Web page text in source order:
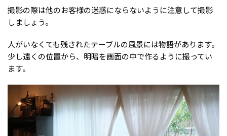
撮影の際は他のお客様の迷惑にならないように注意して撮影
しましょう。
人がいなくても残されたテーブルの風景には物語があります。
少し遠くの位置から、明暗を画面の中で作るように撮ってい
ます。